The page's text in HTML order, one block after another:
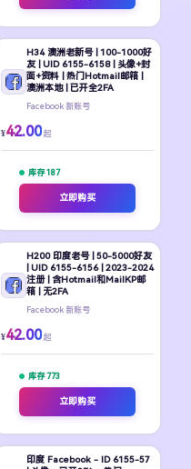
H34 澳洲老新号 | 100-1000好
友 | UID 6155-6158 | 头像+封
面+资料 | 热门Hotmail邮箱 |
澳洲本地 | 已开全2FA
Facebook 新账号
¥42.00 起
库存 187
立即购买
H200 印度老号 | 50-5000好友
| UID 6155-6156 | 2023-2024
注册 | 含Hotmail和MailKP邮
箱 | 无2FA
Facebook 新账号
¥42.00 起
库存 773
立即购买
印度 Facebook - ID 6155-57